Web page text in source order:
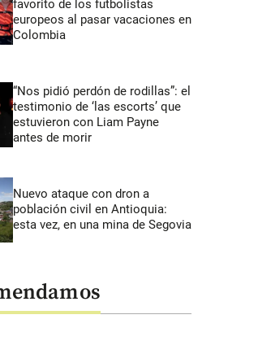
favorito de los futbolistas
europeos al pasar vacaciones en
Colombia
“Nos pidió perdón de rodillas”: el
testimonio de ‘las escorts’ que
estuvieron con Liam Payne
antes de morir
Nuevo ataque con dron a
población civil en Antioquia:
esta vez, en una mina de Segovia